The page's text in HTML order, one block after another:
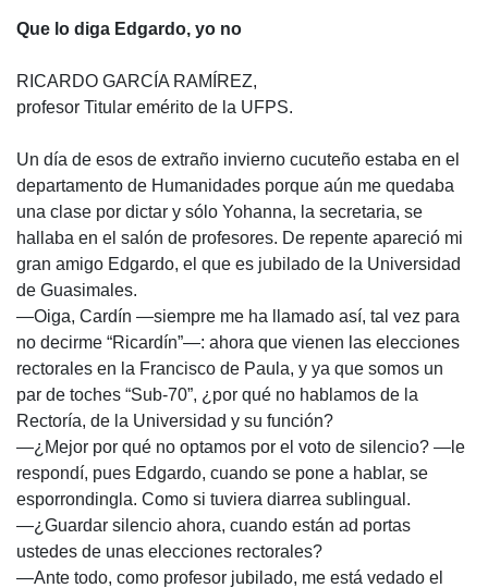
Que lo diga Edgardo, yo no
RICARDO GARCÍA RAMÍREZ,
profesor Titular emérito de la UFPS.
Un día de esos de extraño invierno cucuteño estaba en el
departamento de Humanidades porque aún me quedaba
una clase por dictar y sólo Yohanna, la secretaria, se
hallaba en el salón de profesores. De repente apareció mi
gran amigo Edgardo, el que es jubilado de la Universidad
de Guasimales.
—Oiga, Cardín —siempre me ha llamado así, tal vez para
no decirme “Ricardín”—: ahora que vienen las elecciones
rectorales en la Francisco de Paula, y ya que somos un
par de toches “Sub-70”, ¿por qué no hablamos de la
Rectoría, de la Universidad y su función?
—¿Mejor por qué no optamos por el voto de silencio? —le
respondí, pues Edgardo, cuando se pone a hablar, se
esporrondingla. Como si tuviera diarrea sublingual.
—¿Guardar silencio ahora, cuando están ad portas
ustedes de unas elecciones rectorales?
—Ante todo, como profesor jubilado, me está vedado el